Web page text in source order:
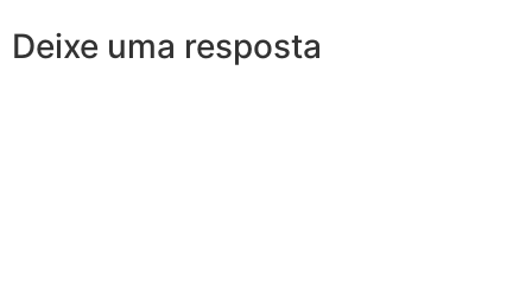
Deixe uma resposta